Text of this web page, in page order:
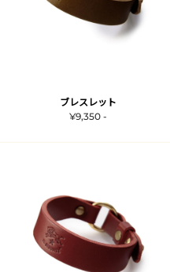
ブレスレット
¥9,350 -